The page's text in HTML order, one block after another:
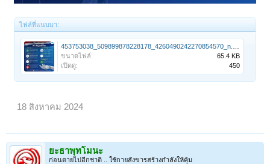
ไฟล์ที่แนบมา:
ขนาดไฟล์:
65.4 KB
เปิดดู:
450
18 สิงหาคม 2024
ยะธาพุทโมนะ
ก่อนตายไปอีกชาติ .. ใช้กายสังขารสร้างกำลังให้คุ้ม